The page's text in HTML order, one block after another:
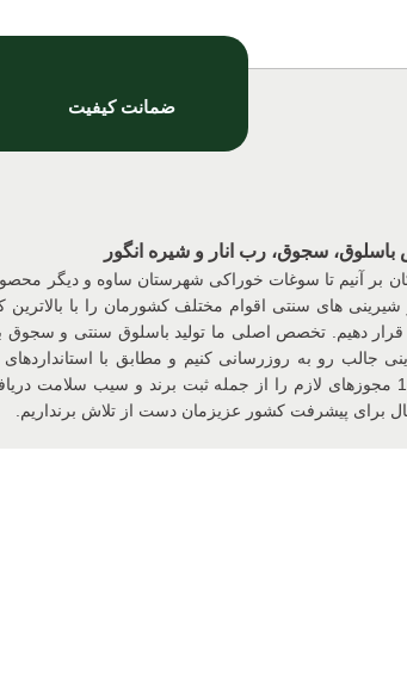
ضمانت کیفیت
سجوق، رب انار و شیره انگور
بر آنیم تا سوغات خوراکی شهرستان ساوه و دیگر
شیرینی های سنتی اقوام مختلف کشورمان را با
دهیم. تخصص اصلی ما تولید باسلوق سنتی و
جالب رو به روزرسانی کنیم و مطابق با استانداردهای
ارائه دهیم . از سال 1395 مجوزهای لازم را از جمله ثبت برند و سیب
برای پیشرفت کشور عزیزمان دست از تلاش برنداریم.